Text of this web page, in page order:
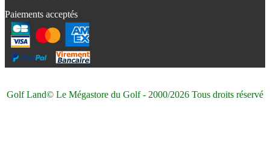
Paiements acceptés
Golf Land© Le Mégastore du Golf - 2000/2026 Tous droits réservé